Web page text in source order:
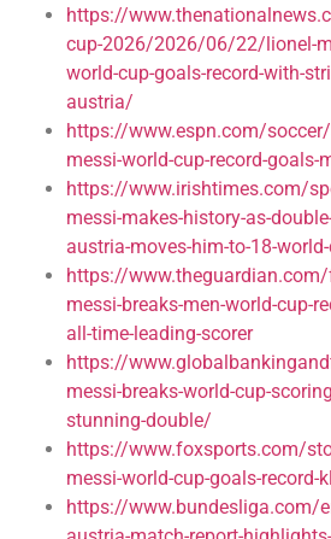
https://
cup-2026/2026/06/22/lionel-
world-cup-goals-record-with-
austria/
https://www.espn.com/
messi-world-cup-record-goals-
https://www.irishtimes.com/
messi-makes-history-as-
austria-moves-him-to-18-
https://
messi-breaks-men-world-cup-
all-time-leading-scorer
https://
messi-breaks-world-cup-
stunning-double/
https://www.foxsports.com/
messi-world-cup-goals-record-
https://www.bundesliga.com/